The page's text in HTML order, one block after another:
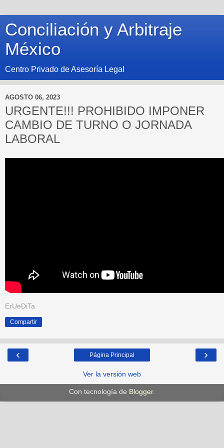
Conciliación y Arbitraje
México
Centro Privado de Asesoría Legal
AGOSTO 06, 2023
URGENTE!!! PROHIBIDO IMPONER
CAMBIO DE TURNO O JORNADA
LABORAL
ErUeDiTa
Compartir
‹ ›
Página Principal
Ver la versión web
Con tecnología de Blogger.